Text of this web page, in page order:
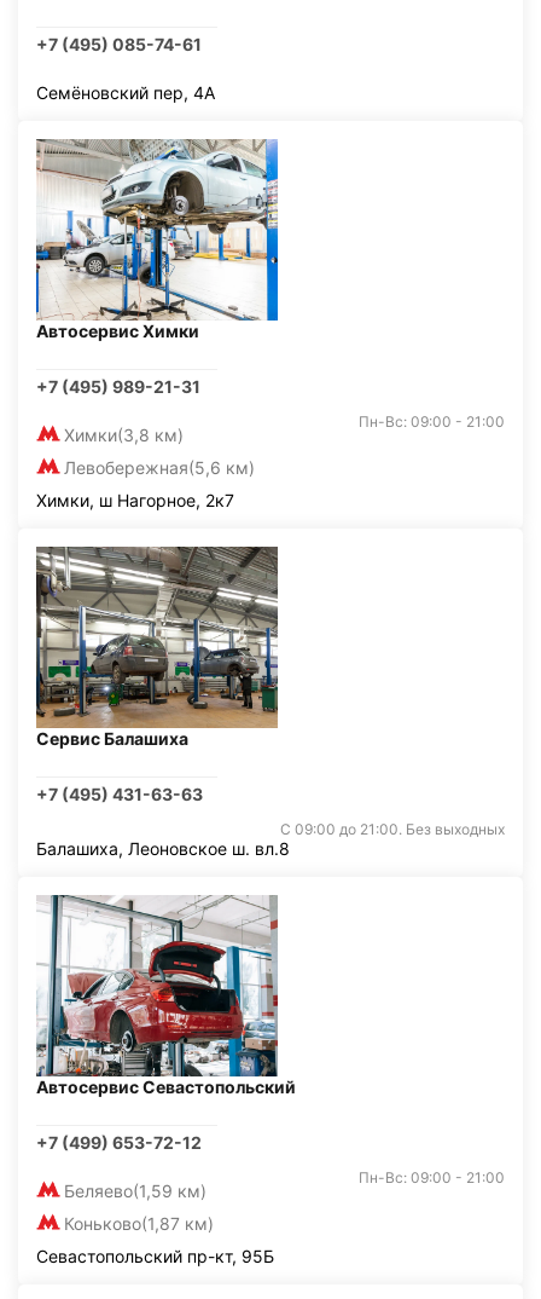
+7 (495) 085-74-61
Семёновский пер, 4А
Автосервис Химки
+7 (495) 989-21-31
Химки(3,8 км)
Левобережная(5,6 км)
Пн-Вс: 09:00 - 21:00
Химки, ш Нагорное, 2к7
Сервис Балашиха
+7 (495) 431-63-63
С 09:00 до 21:00. Без выходных
Балашиха, Леоновское ш. вл.8
Автосервис Севастопольский
+7 (499) 653-72-12
Беляево(1,59 км)
Коньково(1,87 км)
Пн-Вс: 09:00 - 21:00
Севастопольский пр-кт, 95Б